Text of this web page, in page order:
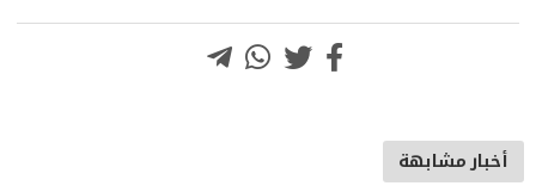
مشابهة